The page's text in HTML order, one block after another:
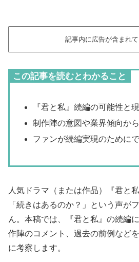
記事内に広告が含まれて
この記事を読むとわかること
『君と私』続編の可能性と
制作陣の意図や業界傾向か
ファンが続編実現のために
人気ドラマ（または作品）『君と
「続きはあるのか？」という声が
ん。本稿では、『君と私』の続編
作陣のコメント、過去の前例など
に考察します。